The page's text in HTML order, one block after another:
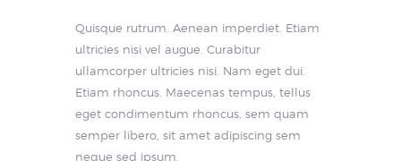
Quisque rutrum. Aenean imperdiet. Etiam
ultricies nisi vel augue. Curabitur
ullamcorper ultricies nisi. Nam eget dui.
Etiam rhoncus. Maecenas tempus, tellus
eget condimentum rhoncus, sem quam
semper libero, sit amet adipiscing sem
neque sed ipsum.